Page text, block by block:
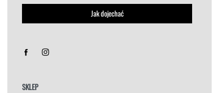
Jak dojechać